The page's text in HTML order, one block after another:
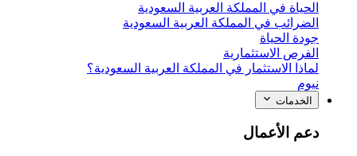
الحياة في المملكة العربية السعودية
الضرائب في المملكة العربية السعودية
جودة الحياة
الفرص الاستثمارية
لماذا الاستثمار في المملكة العربية السعودية؟
نيوم
الخدمات
دعم الأعمال